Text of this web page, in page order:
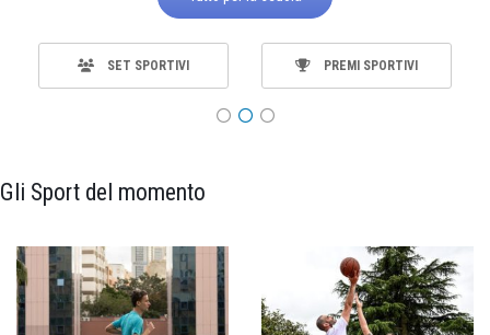
SET SPORTIVI PREMI SPORTIVI
Gli Sport del momento